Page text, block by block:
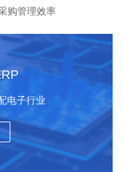
购管理效率
电子行业